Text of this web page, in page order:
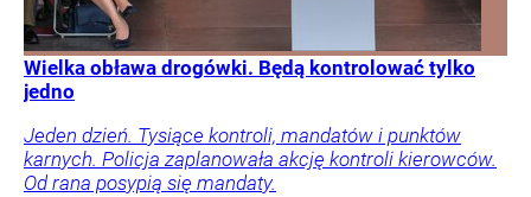
Wielka obława drogówki. Będą kontrolować tylko
jedno
Jeden dzień. Tysiące kontroli, mandatów i punktów
karnych. Policja zaplanowała akcję kontroli kierowców.
Od rana posypią się mandaty.